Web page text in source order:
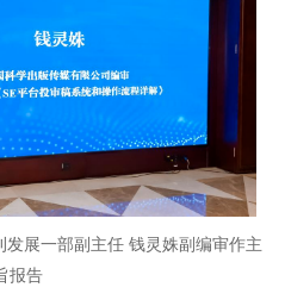
展一部副主任 钱灵姝副编审作主
报告